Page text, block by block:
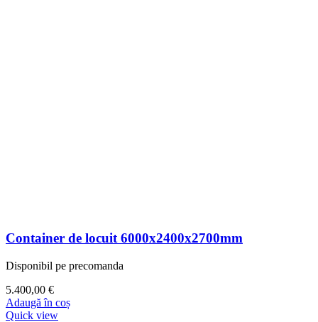
Container de locuit 6000x2400x2700mm
Disponibil pe precomanda
5.400,00 €
Adaugă în coș
Quick view